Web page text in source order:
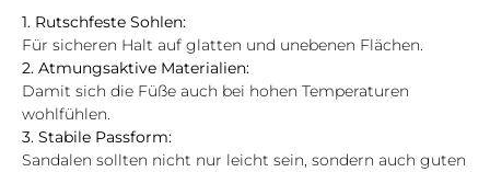
1. Rutschfeste Sohlen:
Für sicheren Halt auf glatten und unebenen Flächen.
2. Atmungsaktive Materialien:
Damit sich die Füße auch bei hohen Temperaturen
wohlfühlen.
3. Stabile Passform:
Sandalen sollten nicht nur leicht sein, sondern auch guten